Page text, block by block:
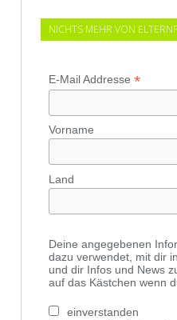
NICHTS MEHR VON
E-Mail Addresse *
Vorname
Land
Deine angegebenen
dazu verwendet, mit dir
und dir Infos und News
auf das Kästchen wenn
einverstanden